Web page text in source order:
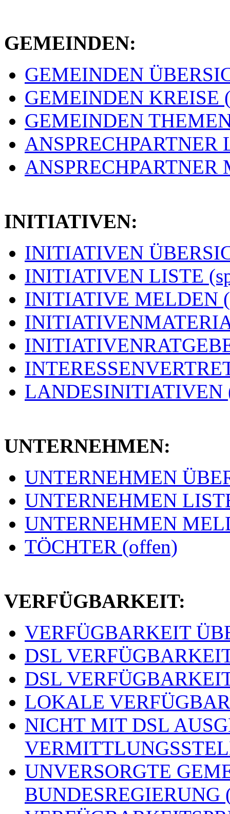
GEMEINDEN:
GEMEINDEN
GEMEINDEN KREISE
GEMEINDEN
ANSPRECHPARTNER
ANSPRECHPARTNER
INITIATIVEN:
INITIATIVEN
INITIATIVEN LISTE
INITIATIVE MELDEN
LANDESINITIATIVEN
UNTERNEHMEN:
UNTERNEHMEN
UNTERNEHMEN
UNTERNEHMEN
TÖCHTER (offen)
VERFÜGBARKEIT:
VERFÜGBARKEIT
DSL
DSL
LOKALE
NICHT MIT DSL
UNVERSORGTE
BUNDESREGIERUNG